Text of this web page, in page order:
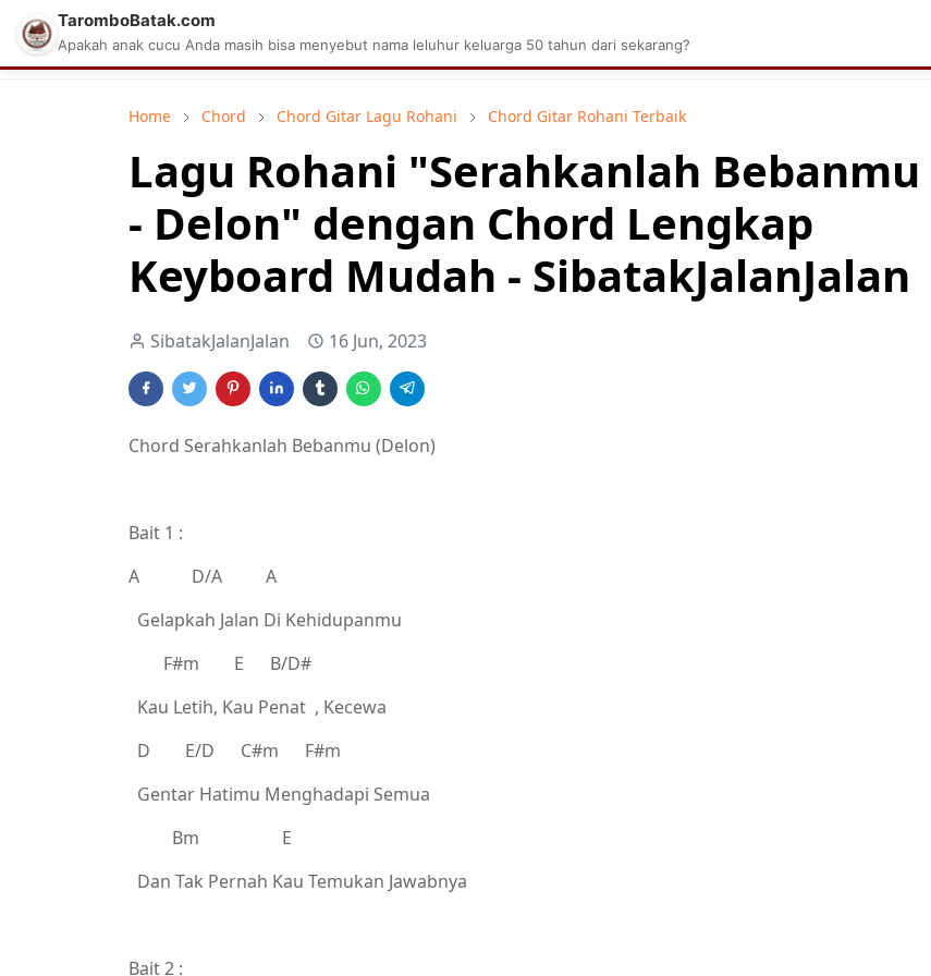
Matius Celcius Sinaga Aplikasi Pabrik Kelapa Sawit Tarombo Batak
Home Chord Chord Gitar Lagu Rohani Chord Gitar Rohani Terbaik
Lagu Rohani "Serahkanlah Bebanmu
- Delon" dengan Chord Lengkap
Keyboard Mudah - SibatakJalanJalan
SibatakJalanJalan 16 Jun, 2023
Chord Serahkanlah Bebanmu (Delon)
Bait 1 :
A D/A A
Gelapkah Jalan Di Kehidupanmu
F#m E B/D#
Kau Letih, Kau Penat , Kecewa
D E/D C#m F#m
Gentar Hatimu Menghadapi Semua
Bm E
Dan Tak Pernah Kau Temukan Jawabnya
Bait 2 :
TaromboBatak.com
Apakah anak cucu Anda masih bisa menyebut nama leluhur keluarga 50 tahun dari sekarang?